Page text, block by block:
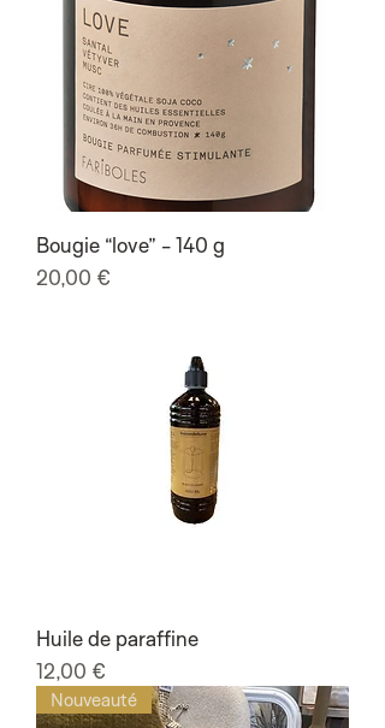
Bougie “love” - 140 g
Prix
20,00 €
Huile de paraffine
Prix
12,00 €
Nouveauté